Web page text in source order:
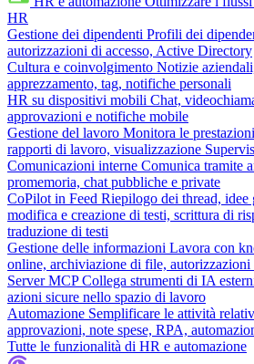
HR
Gestione dei dipendenti Profili dei
autorizzazioni di accesso, Active Directory
Cultura e coinvolgimento Notizie
apprezzamento, tag, notifiche personali
HR su dispositivi mobili Chat,
approvazioni e notifiche mobile
Gestione del lavoro Monitora le
rapporti di lavoro, visualizzazione
Comunicazioni interne Comunica tramite
promemoria, chat pubbliche e private
CoPilot in Feed Riepilogo dei thread, idee
modifica e creazione di testi, scrittura di
traduzione di testi
Gestione delle informazioni Lavora con
online, archiviazione di file, autorizzazioni
Server MCP Collega strumenti di IA
azioni sicure nello spazio di lavoro
Automazione Semplificare le attività
approvazioni, note spese, RPA,
Tutte le funzionalità di HR e automazione